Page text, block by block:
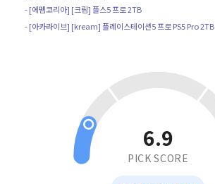
- [에펨코리아] [크림] 플스5 프로 2TB
- [아카라이브] [kream] 플레이스테이션5 프로 PS5 Pro 2TB
6.9
PICK SCORE